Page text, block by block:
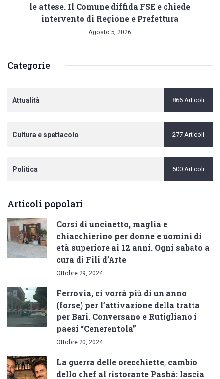
le attese. Il Comune diffida FSE e chiede
intervento di Regione e Prefettura
Agosto 5, 2026
Categorie
Attualità 866 Articoli
Cultura e spettacolo 277 Articoli
Politica 500 Articoli
Articoli popolari
Corsi di uncinetto, maglia e
chiacchierino per donne e uomini di
età superiore ai 12 anni. Ogni sabato a
cura di Fili d’Arte
Ottobre 29, 2024
Ferrovia, ci vorrà più di un anno
(forse) per l’attivazione della tratta
per Bari. Conversano e Rutigliano i
paesi “Cenerentola”
Ottobre 20, 2024
La guerra delle orecchiette, cambio
dello chef al ristorante Pashà: lascia